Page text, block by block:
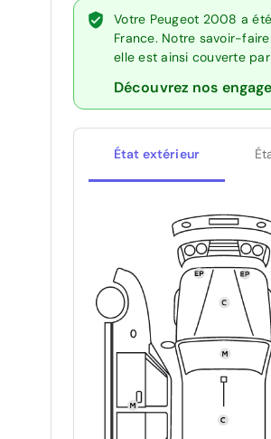
Votre Peugeot 2008 a
France. Notre savoir-
elle est ainsi couverte
Découvrez nos
État extérieur